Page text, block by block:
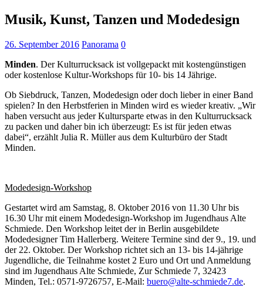
Musik, Kunst, Tanzen und Modedesign
26. September 2016 Panorama 0
Minden. Der Kulturrucksack ist vollgepackt mit kostengünstigen
oder kostenlose Kultur-Workshops für 10- bis 14 Jährige.
Ob Siebdruck, Tanzen, Modedesign oder doch lieber in einer Band
spielen? In den Herbstferien in Minden wird es wieder kreativ. „Wir
haben versucht aus jeder Kultursparte etwas in den Kulturrucksack
zu packen und daher bin ich überzeugt: Es ist für jeden etwas
dabei“, erzählt Julia R. Müller aus dem Kulturbüro der Stadt
Minden.
Modedesign-Workshop
Gestartet wird am Samstag, 8. Oktober 2016 von 11.30 Uhr bis
16.30 Uhr mit einem Modedesign-Workshop im Jugendhaus Alte
Schmiede. Den Workshop leitet der in Berlin ausgebildete
Modedesigner Tim Hallerberg. Weitere Termine sind der 9., 19. und
der 22. Oktober. Der Workshop richtet sich an 13- bis 14-jährige
Jugendliche, die Teilnahme kostet 2 Euro und Ort und Anmeldung
sind im Jugendhaus Alte Schmiede, Zur Schmiede 7, 32423
Minden, Tel.: 0571-9726757, E-Mail: buero@alte-schmiede7.de.